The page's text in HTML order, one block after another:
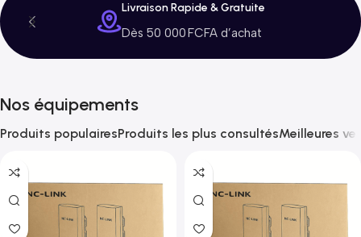
Livraison Rapide & Gratuite
Dès 50 000 FCFA d’achat
Nos équipements
Produits populairesProduits les plus consultésMeilleures